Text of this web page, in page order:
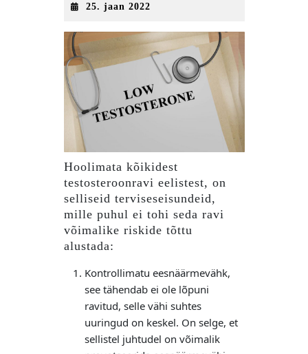
25. jaan 202225.
2022
Hoolimata kõikidest
testosteroonravi eelistest, on
selliseid terviseseisundeid,
mille puhul ei tohi seda ravi
võimalike riskide tõttu
alustada:
Kontrollimatu eesnäärmevähk,
see tähendab ei ole lõpuni
ravitud, selle vähi suhtes
uuringud on keskel. On selge, et
sellistel juhtudel on võimalik